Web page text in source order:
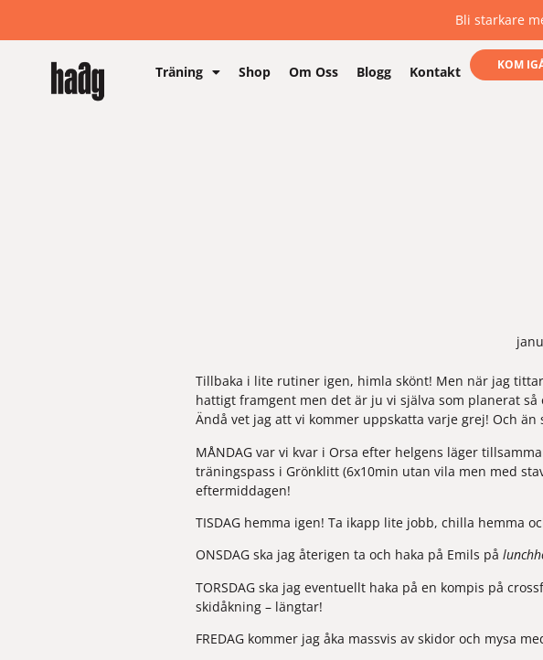
Bli starkare
Träning Shop Om Oss Blogg Kontakt KOM
Tillbaka i lite rutiner igen, himla skönt! Men när jag
hattigt framgent men det är ju vi själva som planerat
Ändå vet jag att vi kommer uppskatta varje grej! Och
MÅNDAG var vi kvar i Orsa efter helgens läger
träningspass i Grönklitt (6x10min utan vila men med
eftermiddagen!
TISDAG hemma igen! Ta ikapp lite jobb, chilla hemma
ONSDAG ska jag återigen ta och haka på Emils på
TORSDAG ska jag eventuellt haka på en kompis på
skidåkning – längtar!
FREDAG kommer jag åka massvis av skidor och mysa